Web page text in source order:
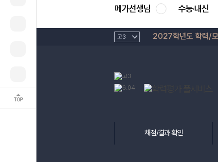
TOP
메가선생님 수능·내신
2027학년도 학력/
채점/결과 확인